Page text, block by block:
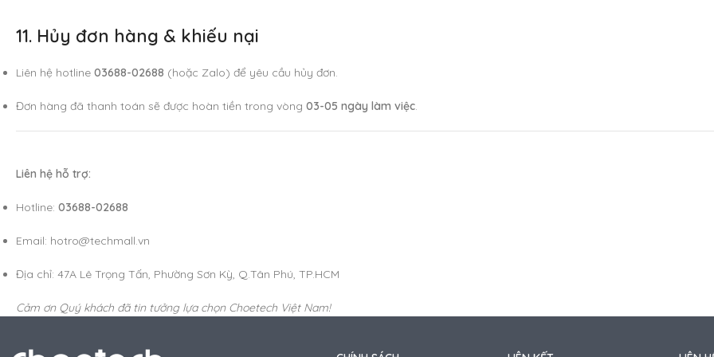
11. Hủy đơn hàng & khiếu nại
Liên hệ hotline 03688-02688 (hoặc Zalo) để yêu cầu hủy đơn.
Đơn hàng đã thanh toán sẽ được hoàn tiền trong vòng 03-05 ngày làm việc.
Liên hệ hỗ trợ:
Hotline: 03688-02688
Email: hotro@techmall.vn
Địa chỉ: 47A Lê Trọng Tấn, Phường Sơn Kỳ, Q.Tân Phú, TP.HCM
Cảm ơn Quý khách đã tin tưởng lựa chọn Choetech Việt Nam!